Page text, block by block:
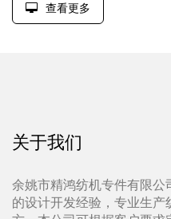
查看更多
关于我们
余姚市精鸿纺机专件有限公
的设计开发经验，专业生